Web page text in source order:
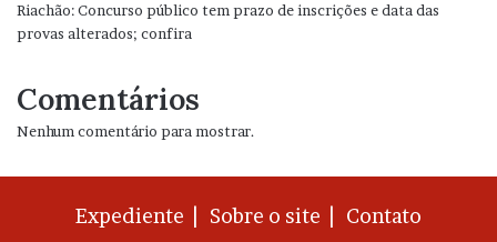
Riachão: Concurso público tem prazo de inscrições e data das
provas alterados; confira
Comentários
Nenhum comentário para mostrar.
Expediente | Sobre o site | Contato